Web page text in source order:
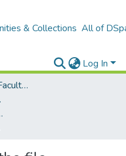
& Collections All of
Log In
B4 – LU fakultātes / Faculties of the UL
Master's theses